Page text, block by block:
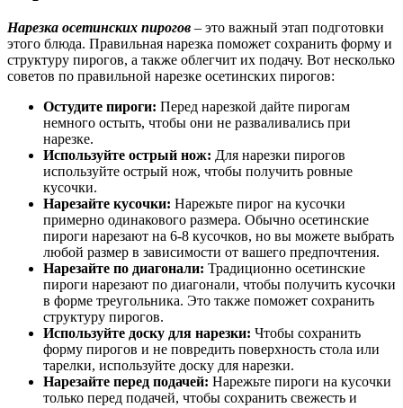
Нарезка осетинских пирогов – это важный этап подготовки
этого блюда. Правильная нарезка поможет сохранить форму и
структуру пирогов, а также облегчит их подачу. Вот несколько
советов по правильной нарезке осетинских пирогов:
Остудите пироги: Перед нарезкой дайте пирогам
немного остыть, чтобы они не разваливались при
нарезке.
Используйте острый нож: Для нарезки пирогов
используйте острый нож, чтобы получить ровные
кусочки.
Нарезайте кусочки: Нарежьте пирог на кусочки
примерно одинакового размера. Обычно осетинские
пироги нарезают на 6-8 кусочков, но вы можете выбрать
любой размер в зависимости от вашего предпочтения.
Нарезайте по диагонали: Традиционно осетинские
пироги нарезают по диагонали, чтобы получить кусочки
в форме треугольника. Это также поможет сохранить
структуру пирогов.
Используйте доску для нарезки: Чтобы сохранить
форму пирогов и не повредить поверхность стола или
тарелки, используйте доску для нарезки.
Нарезайте перед подачей: Нарежьте пироги на кусочки
только перед подачей, чтобы сохранить свежесть и